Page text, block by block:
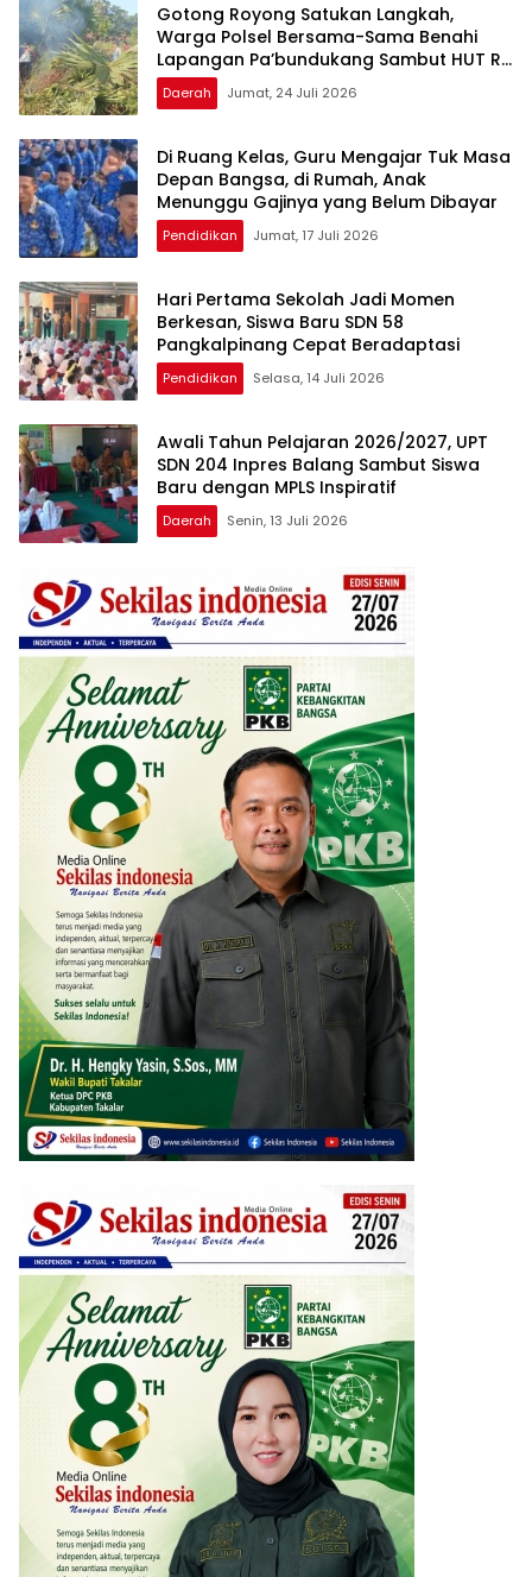
Gotong Royong Satukan Langkah,
Warga Polsel Bersama-Sama Benahi
Lapangan Pa’bundukang Sambut HUT RI
ke-81
Daerah Jumat, 24 Juli 2026
Di Ruang Kelas, Guru Mengajar Tuk Masa
Depan Bangsa, di Rumah, Anak
Menunggu Gajinya yang Belum Dibayar
Pendidikan Jumat, 17 Juli 2026
Hari Pertama Sekolah Jadi Momen
Berkesan, Siswa Baru SDN 58
Pangkalpinang Cepat Beradaptasi
Pendidikan Selasa, 14 Juli 2026
Awali Tahun Pelajaran 2026/2027, UPT
SDN 204 Inpres Balang Sambut Siswa
Baru dengan MPLS Inspiratif
Daerah Senin, 13 Juli 2026